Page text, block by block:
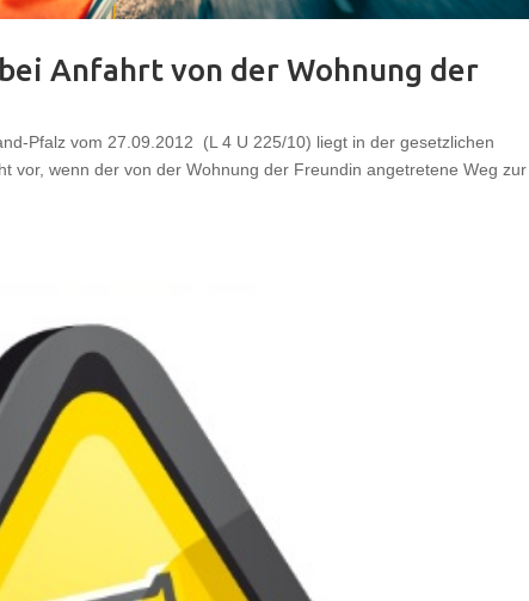
Anfahrt von der Wohnung der
Pfalz vom 27.09.2012 (L 4 U 225/10) liegt in der gesetzlichen
vor, wenn der von der Wohnung der Freundin angetretene Weg zur